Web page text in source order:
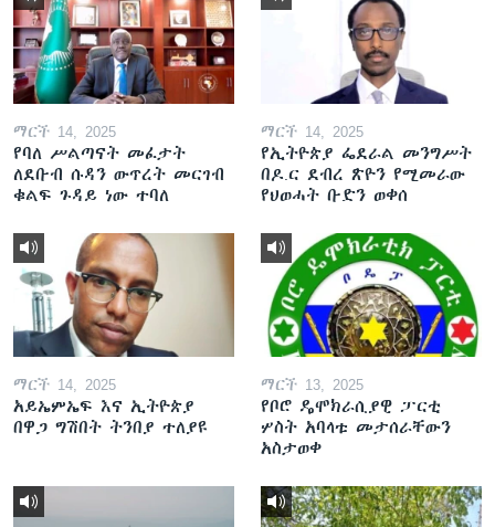
ማርች 14, 2025
የባለ ሥልጣናት መፈታት
ለደቡብ ሱዳን ውጥረት መርገብ
ቁልፍ ጉዳይ ነው ተባለ
ማርች 14, 2025
የኢትዮጵያ ፌደራል መንግሥት
በዶ.ር ደብረ ጽዮን የሚመራው
የህወሓት ቡድን ወቀሰ
ማርች 14, 2025
አይኤምኤፍ እና ኢትዮጵያ
በዋጋ ግሽበት ትንበያ ተለያዩ
ማርች 13, 2025
የቦሮ ዴሞክራሲያዊ ፓርቲ
ሦስት አባላቱ መታሰራቸውን
አስታወቀ